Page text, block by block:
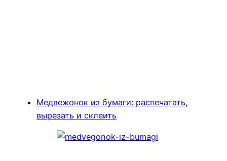
Медвежонок из бумаги: распечатать,
вырезать и склеить